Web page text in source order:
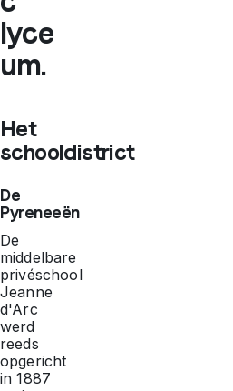
lyce
um.
Het
schooldistrict
De
Pyreneeën
De
middelbare
privéschool
Jeanne
d'Arc
werd
reeds
opgericht
in 1887